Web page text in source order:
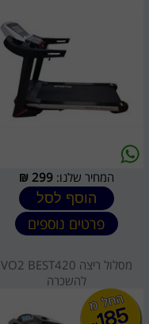
המחיר שלנו:299
₪
הוסף לסל
פרטים נוספים
מסלול ריצה VO2 BEST420
להשכרה